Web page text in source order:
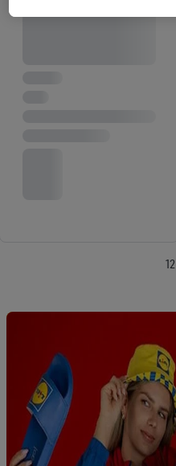
webshop aan uw
kopen), ook op verschillende
gehashte e-mailadres en
identificatiegegevens/
SA beschikt, meerdere
kunnen worden toegewezen.
Onder “Aanpassen” kunt u
meer informatie vinden over
Door op “weigeren” te
noodzakelijke technologieën